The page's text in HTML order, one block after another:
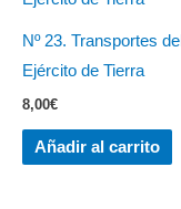
Nº 23. Transportes del
Ejército de Tierra
8,00€
Añadir al carrito